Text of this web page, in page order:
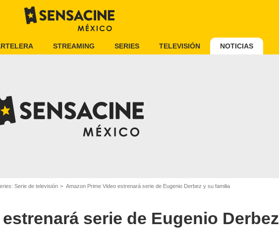
STREAMING SERIES TELEVISIÓN NOTICIAS
Serie de televisión Amazon Prime Video estrenará serie de Eugenio Derbez y su familia
serie de Eugenio Derbez